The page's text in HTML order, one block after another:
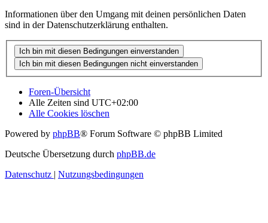
Informationen über den Umgang mit deinen persönlichen Daten
sind in der Datenschutzerklärung enthalten.
Foren-Übersicht
Alle Zeiten sind UTC+02:00
Alle Cookies löschen
Powered by phpBB® Forum Software © phpBB Limited
Deutsche Übersetzung durch phpBB.de
Datenschutz | Nutzungsbedingungen